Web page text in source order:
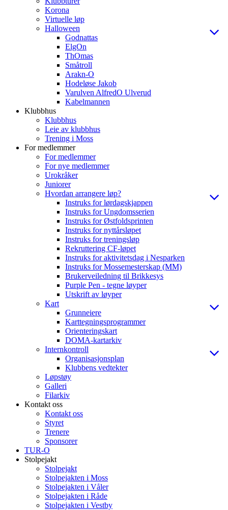
Korona
Virtuelle løp
Halloween
Godnattas
ElgOn
ThOmas
Småtroll
Arakn-O
Hodeløse Jakob
Varulven AlfredO Ulverud
Kabelmannen
Klubbhus
Klubbhus
Leie av klubbhus
Trening i Moss
For medlemmer
For medlemmer
For nye medlemmer
Urokråker
Juniorer
Hvordan arrangere løp?
Instruks for lørdagskjappen
Instruks for Ungdomsserien
Instruks for Østfoldsprinten
Instruks for nyttårsløpet
Instruks for treningsløp
Rekruttering CF-løpet
Instruks for aktivitetsdag i Nesparken
Instruks for Mossemesterskap (MM)
Brukerveiledning til Brikkesys
Purple Pen - tegne løyper
Utskrift av løyper
Kart
Grunneiere
Karttegningsprogrammer
Orienteringskart
DOMA-kartarkiv
Internkontroll
Organisasjonsplan
Klubbens vedtekter
Løpstøy
Galleri
Filarkiv
Kontakt oss
Kontakt oss
Styret
Trenere
Sponsorer
TUR-O
Stolpejakt
Stolpejakt
Stolpejakten i Moss
Stolpejakten i Våler
Stolpejakten i Råde
Stolpejakten i Vestby